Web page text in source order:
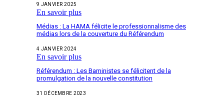
9 JANVIER 2025
En savoir plus
Médias : La HAMA félicite le professionnalisme des
médias lors de la couverture du Référendum
4 JANVIER 2024
En savoir plus
Référendum : Les Baministes se félicitent de la
promulgation de la nouvelle constitution
31 DÉCEMBRE 2023